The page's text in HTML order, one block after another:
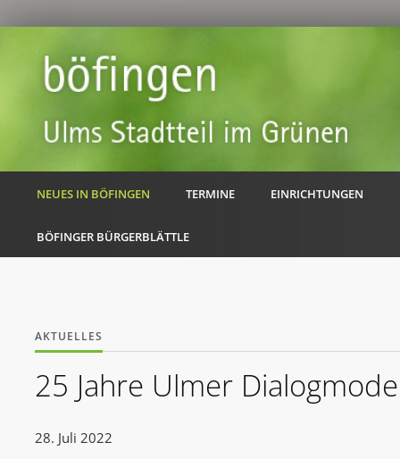
NEUES IN BÖFINGEN TERMINE EINRICHTUNGEN
BÖFINGER BÜRGERBLÄTTLE
AKTUELLES
25 Jahre Ulmer
28. Juli 2022